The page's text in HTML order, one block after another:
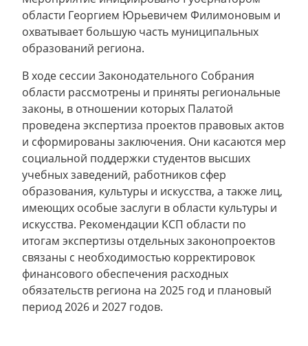
области Георгием Юрьевичем Филимоновым и
охватывает большую часть муниципальных
образований региона.
В ходе сессии Законодательного Собрания
области рассмотрены и приняты региональные
законы, в отношении которых Палатой
проведена экспертиза проектов правовых актов
и сформированы заключения. Они касаются мер
социальной поддержки студентов высших
учебных заведений, работников сфер
образования, культуры и искусства, а также лиц,
имеющих особые заслуги в области культуры и
искусства. Рекомендации КСП области по
итогам экспертизы отдельных законопроектов
связаны с необходимостью корректировок
финансового обеспечения расходных
обязательств региона на 2025 год и плановый
период 2026 и 2027 годов.